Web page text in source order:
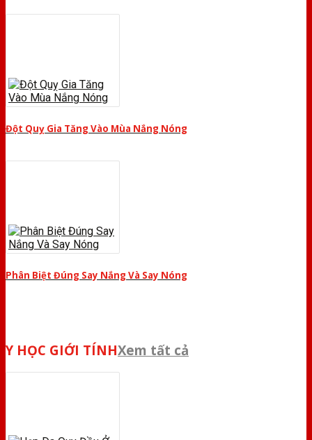
Đột Quỵ Gia Tăng Vào Mùa Nắng Nóng
Phân Biệt Đúng Say Nắng Và Say Nóng
Y HỌC GIỚI TÍNHXem tất cả